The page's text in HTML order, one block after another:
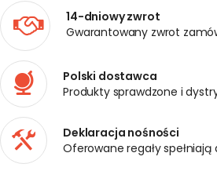
14-dniowy zwrot
Gwarantowany zwrot
Polski dostawca
Produkty sprawdzone i
Deklaracja nośności
Oferowane regały